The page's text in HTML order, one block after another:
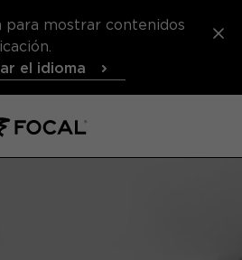
para mostrar contenidos
el idioma